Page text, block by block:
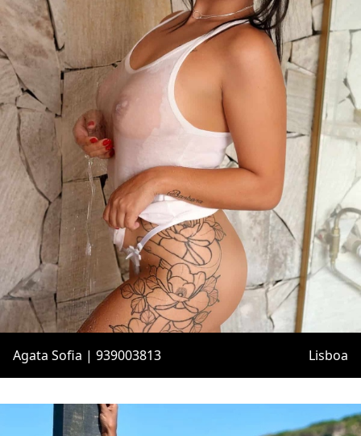
Agata Sofia | 939003813 Lisboa